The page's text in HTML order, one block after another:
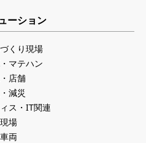
ーション
くり現場
マテハン
店舗
減災
ス・IT関連
場
両